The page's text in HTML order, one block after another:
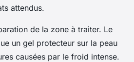
attendus.
de la zone à traiter. Le
un gel protecteur sur la peau
causées par le froid intense.